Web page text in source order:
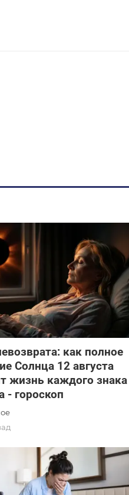
как полное
Солнца 12 августа
жизнь каждого знака
- гороскоп